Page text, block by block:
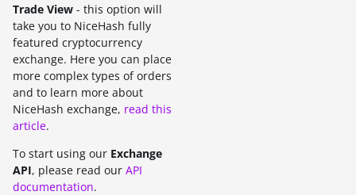
Trade View - this option will
take you to NiceHash fully
featured cryptocurrency
exchange. Here you can place
more complex types of orders
and to learn more about
NiceHash exchange, read this
article.
To start using our Exchange
API, please read our API
documentation.